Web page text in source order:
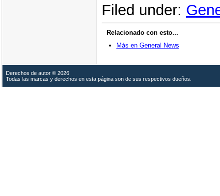
Filed under:
Relacionado con esto...
Más en General News
Derechos de autor © 2026
Todas las marcas y derechos en esta página son de sus respectivos dueños.